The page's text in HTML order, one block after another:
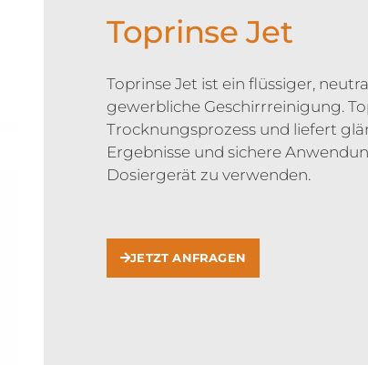
Toprinse Jet
Toprinse Jet ist ein flüssiger,
gewerbliche Geschirrreinigung.
Trocknungsprozess und liefert
Ergebnisse und sichere
Dosiergerät zu verwenden.
JETZT ANFRAGEN